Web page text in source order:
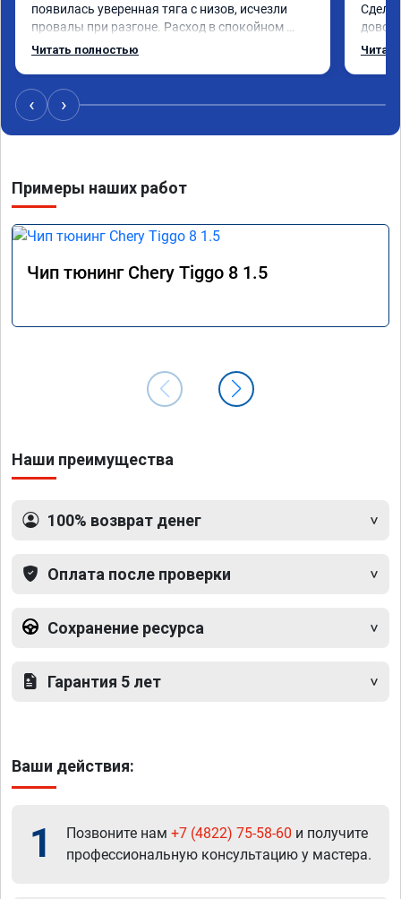
появилась уверенная тяга с низов, исчезли
провалы при разгоне. Расход в спокойном
режиме даже немного снизился. Все сделали
Читать полностью
‹ ›
Примеры наших работ
Чип тюнинг Chery Tiggo 8 1.5
Наши преимущества
100% возврат денег
Оплата после проверки
Сохранение ресурса
Гарантия 5 лет
Ваши действия:
1 Позвоните нам +7 (4822) 75-58-60 и получите
профессиональную консультацию у мастера.